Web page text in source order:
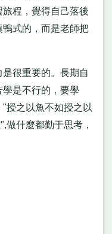
程，覺得自己落後
式的，而是老師把
很重要的。長期自
是不行的，要學
授之以魚不如授之以
做什麼都勤于思考，